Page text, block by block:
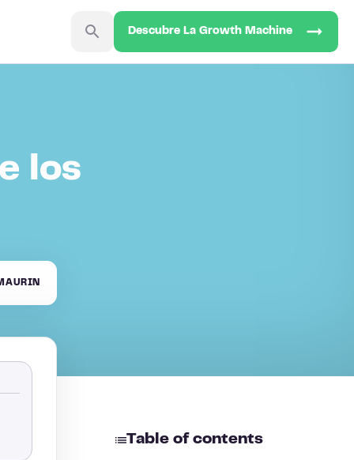
Descubre La Growth Machine
los
Table of contents